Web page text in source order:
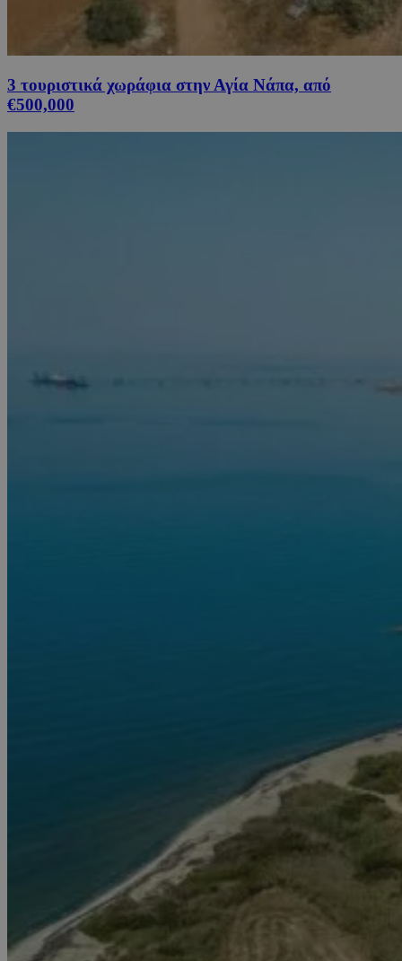
3 τουριστικά χωράφια στην Αγία Νάπα, από
€500,000